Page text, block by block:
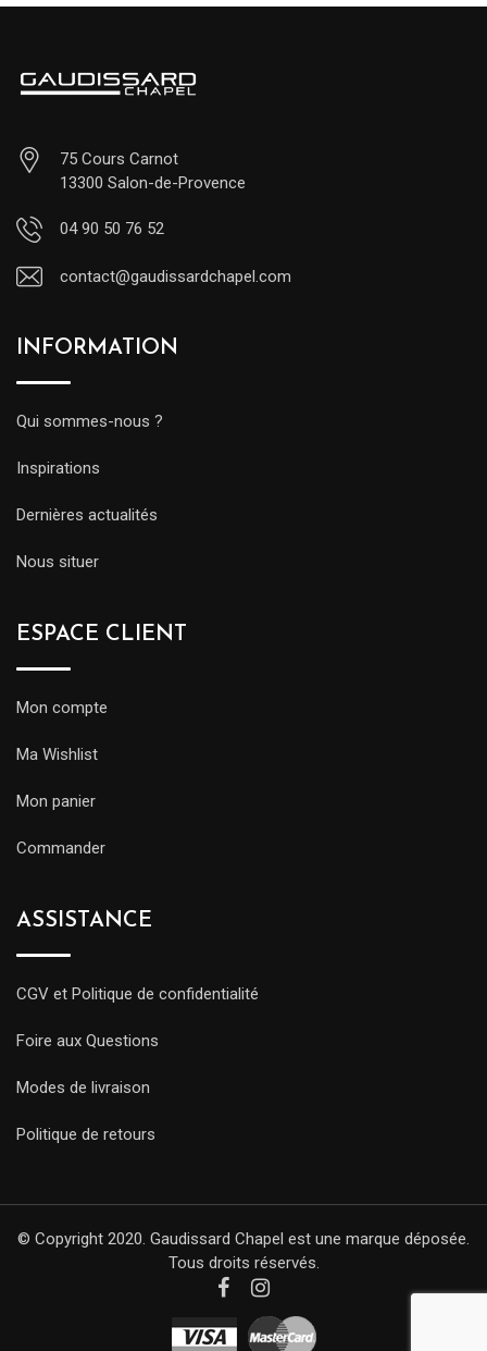
75 Cours Carnot
13300 Salon-de-Provence
04 90 50 76 52
contact@gaudissardchapel.com
INFORMATION
Qui sommes-nous ?
Inspirations
Dernières actualités
Nous situer
ESPACE CLIENT
Mon compte
Ma Wishlist
Mon panier
Commander
ASSISTANCE
CGV et Politique de confidentialité
Foire aux Questions
Modes de livraison
Politique de retours
© Copyright 2020. Gaudissard Chapel est une marque déposée.
Tous droits réservés.